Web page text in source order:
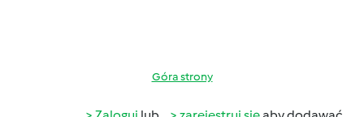
Góra strony